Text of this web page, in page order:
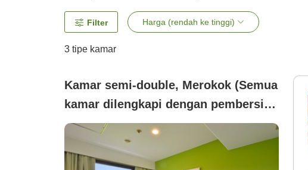
Filter Harga (rendah ke tinggi)
3 tipe kamar
Kamar semi-double, Merokok (Semua
kamar dilengkapi dengan pembersih
udara)